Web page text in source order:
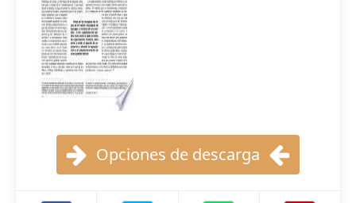
Opciones de descarga